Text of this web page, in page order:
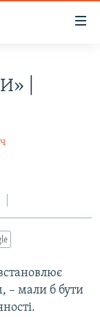
|
– мали б бути